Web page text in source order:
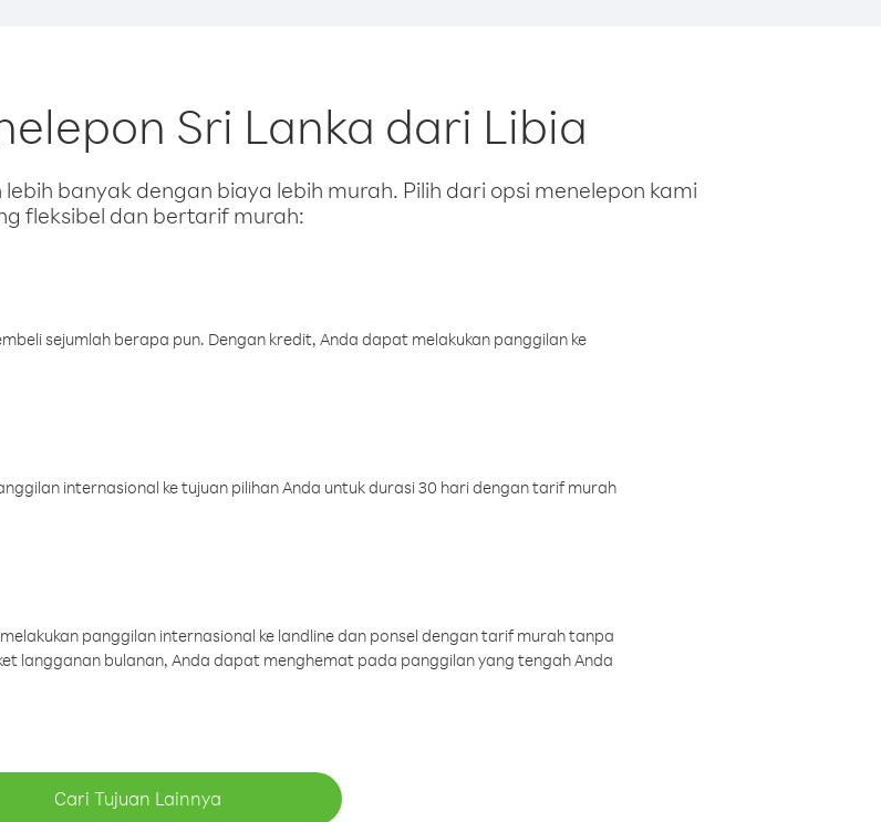
Sri Lanka dari Libia
banyak dengan biaya lebih murah. Pilih dari opsi menelepon kami
fleksibel dan bertarif murah:
sejumlah berapa pun. Dengan kredit, Anda dapat melakukan panggilan ke
internasional ke tujuan pilihan Anda untuk durasi 30 hari dengan tarif murah
panggilan internasional ke landline dan ponsel dengan tarif murah tanpa
langganan bulanan, Anda dapat menghemat pada panggilan yang tengah Anda
Cari Tujuan Lainnya